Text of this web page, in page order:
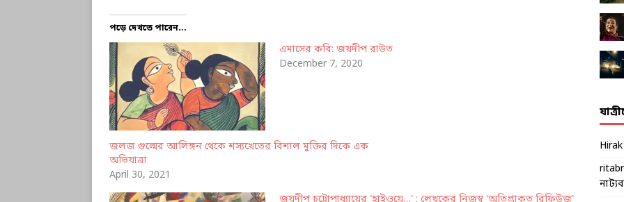
পড়ে দেখতে পারেন...
এমাসের কবি: জয়দীপ রাউত
December 7, 2020
জলজ গুল্মের আলিঙ্গন থেকে শস্যখেতের বিশাল মুক্তির দিকে এক
অভিযাত্রা
April 30, 2021